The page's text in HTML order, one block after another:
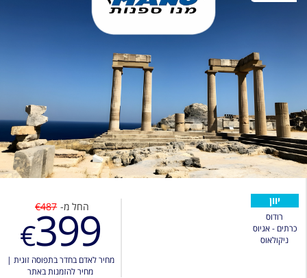
יוון
רודוס
כרתים - אגיוס
ניקולאוס
החל מ- €487
€399
מחיר לאדם בחדר בתפוסה זוגית |
מחיר להזמנות באתר